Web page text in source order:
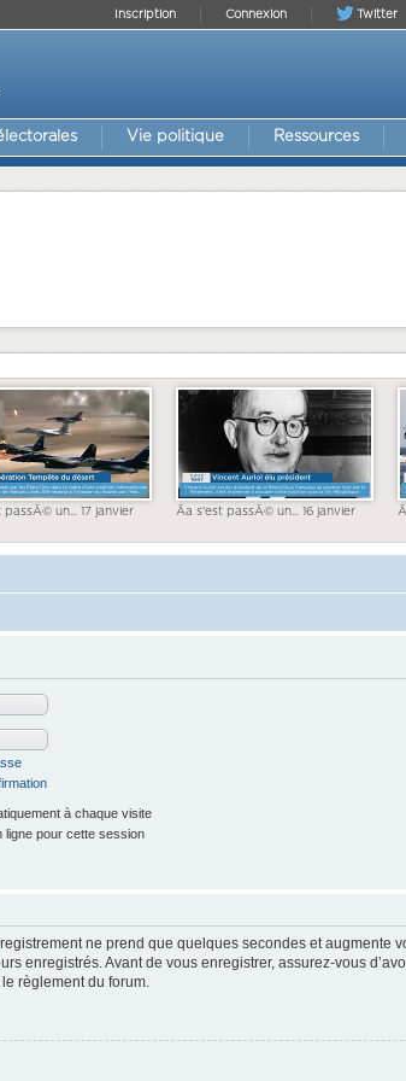
Twitter
Connexion
Inscription
Vie politique Ressources
passÃ© un... 17 janvier Ãa s'est passÃ© un... 16 janvier
à chaque visite
ligne pour cette session
ne prend que quelques secondes et augmente
enregistrés. Avant de vous enregistrer, assurez-vous
règlement du forum.